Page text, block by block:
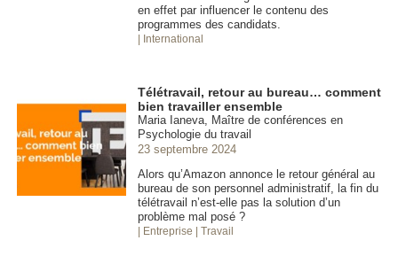
en effet par influencer le contenu des
programmes des candidats.
| International
Télétravail, retour au bureau… comment
bien travailler ensemble
Maria Ianeva, Maître de conférences en
Psychologie du travail
23 septembre 2024
Alors qu’Amazon annonce le retour général au
bureau de son personnel administratif, la fin du
télétravail n’est-elle pas la solution d’un
problème mal posé ?
| Entreprise | Travail